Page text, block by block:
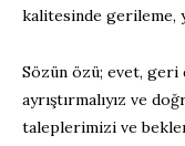
kalitesinde gerileme,
Sözün özü; evet, geri
ayrıştırmalıyız ve
taleplerimizi ve